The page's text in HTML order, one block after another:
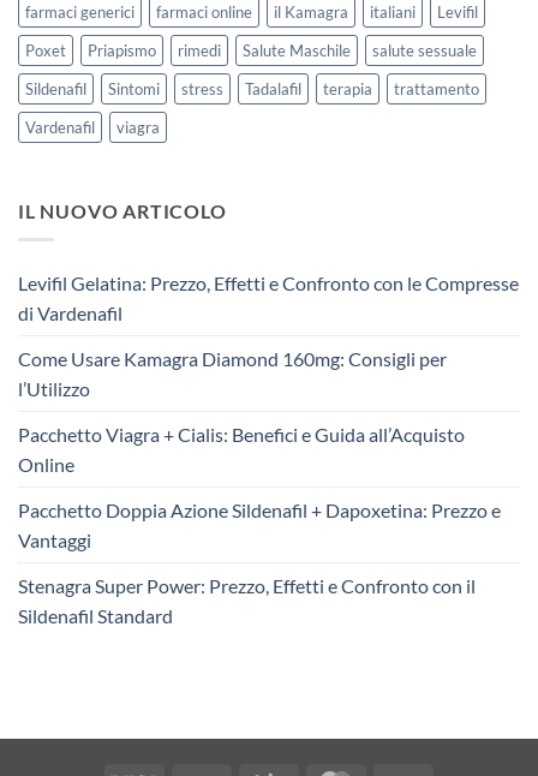
farmaci generici
farmaci online il Kamagra italiani
Levifil
Poxet
Priapismo rimedi Salute Maschile
salute sessuale
Sildenafil
Sintomi stress Tadalafil terapia
trattamento
Vardenafil
viagra
IL NUOVO ARTICOLO
Levifil Gelatina: Prezzo, Effetti e Confronto con le Compresse
di Vardenafil
Come Usare Kamagra Diamond 160mg: Consigli per
l’Utilizzo
Pacchetto Viagra + Cialis: Benefici e Guida all’Acquisto
Online
Pacchetto Doppia Azione Sildenafil + Dapoxetina: Prezzo e
Vantaggi
Stenagra Super Power: Prezzo, Effetti e Confronto con il
Sildenafil Standard